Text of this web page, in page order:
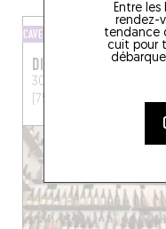
Entre
rendez-
tendance
cuit pour
CAVE
DILIA LA CAVE
30 Rue Etienne Dolet
(75020)